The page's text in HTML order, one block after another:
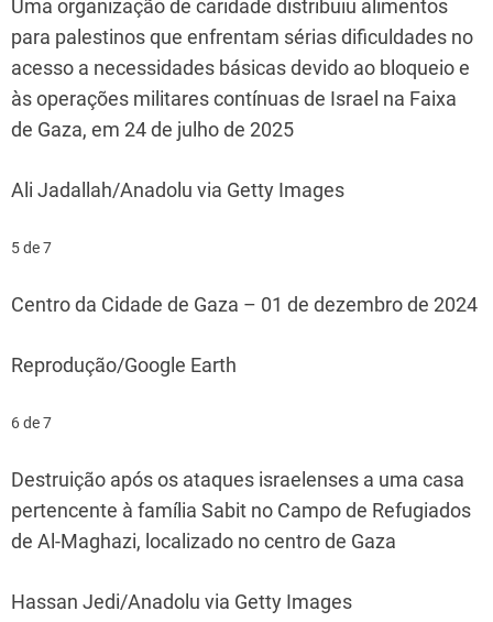
Uma organização de caridade distribuiu alimentos
para palestinos que enfrentam sérias dificuldades no
acesso a necessidades básicas devido ao bloqueio e
às operações militares contínuas de Israel na Faixa
de Gaza, em 24 de julho de 2025
Ali Jadallah/Anadolu via Getty Images
5 de 7
Centro da Cidade de Gaza – 01 de dezembro de 2024
Reprodução/Google Earth
6 de 7
Destruição após os ataques israelenses a uma casa
pertencente à família Sabit no Campo de Refugiados
de Al-Maghazi, localizado no centro de Gaza
Hassan Jedi/Anadolu via Getty Images